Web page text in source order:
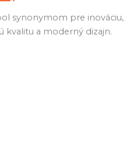
synonymom pre inováciu,
kvalitu a moderný dizajn.